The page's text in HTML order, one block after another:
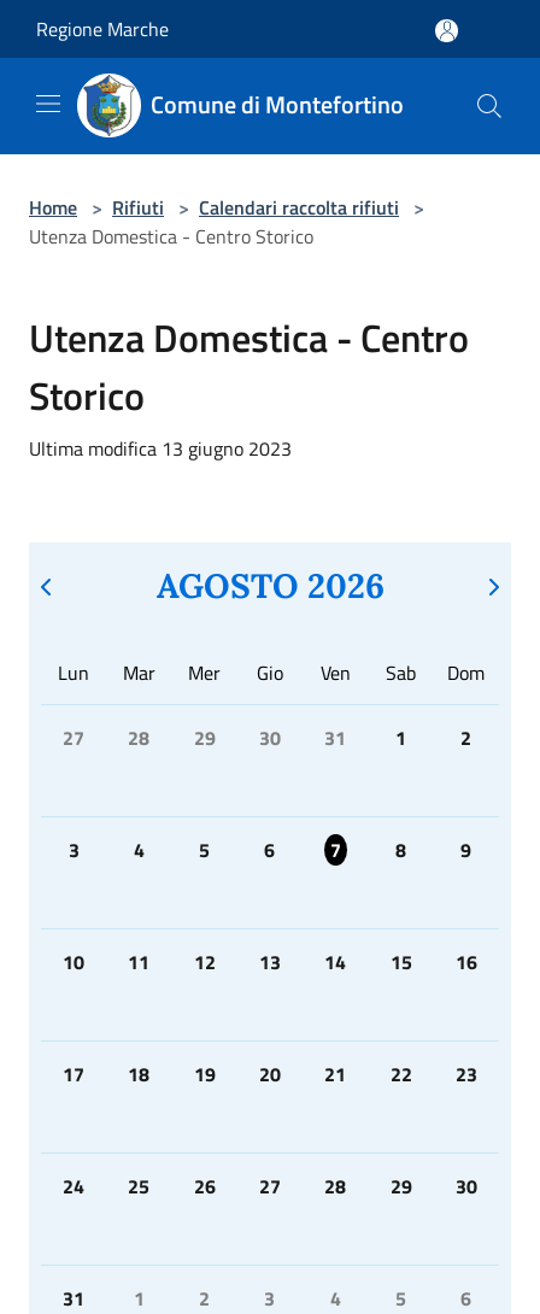
Regione Marche
Comune di Montefortino
Home > Rifiuti > Calendari raccolta rifiuti >
Utenza Domestica - Centro Storico
Utenza Domestica - Centro
Storico
Ultima modifica 13 giugno 2023
AGOSTO 2026
Lun Mar Mer Gio Ven Sab Dom
27 28 29 30 31 1 2
3 4 5 6 7 8 9
10 11 12 13 14 15 16
17 18 19 20 21 22 23
24 25 26 27 28 29 30
31 1 2 3 4 5 6